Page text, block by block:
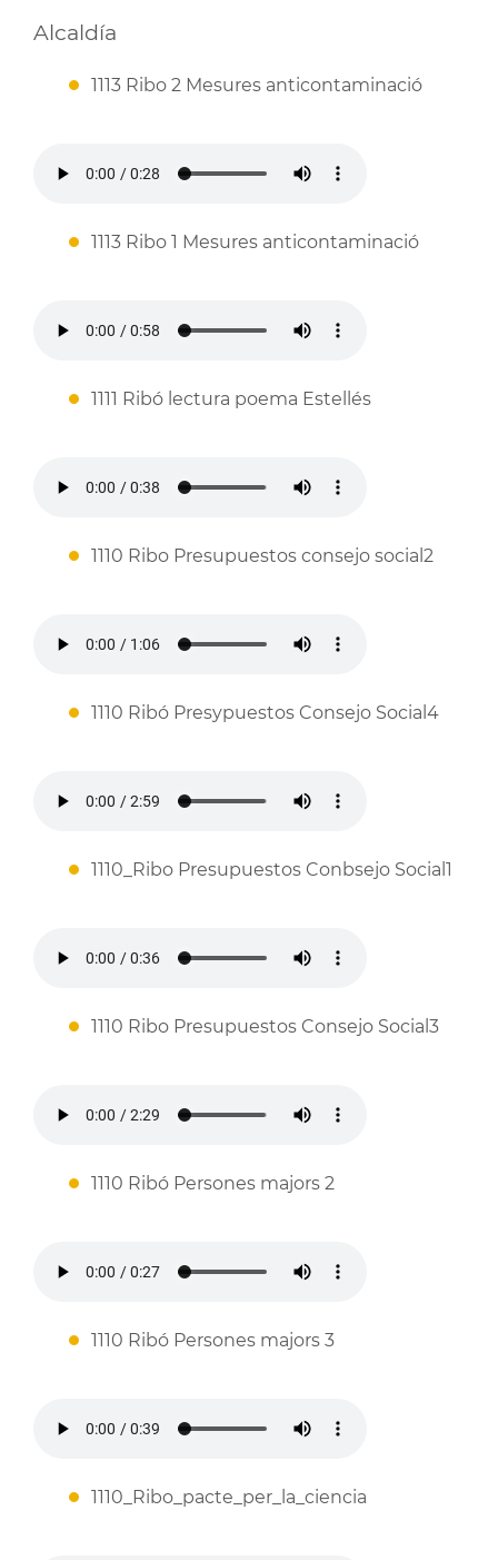
Alcaldía
1113 Ribo 2 Mesures anticontaminació
1113 Ribo 1 Mesures anticontaminació
1111 Ribó lectura poema Estellés
1110 Ribo Presupuestos consejo social2
1110 Ribó Presypuestos Consejo Social4
1110_Ribo Presupuestos Conbsejo Social1
1110 Ribo Presupuestos Consejo Social3
1110 Ribó Persones majors 2
1110 Ribó Persones majors 3
1110_Ribo_pacte_per_la_ciencia